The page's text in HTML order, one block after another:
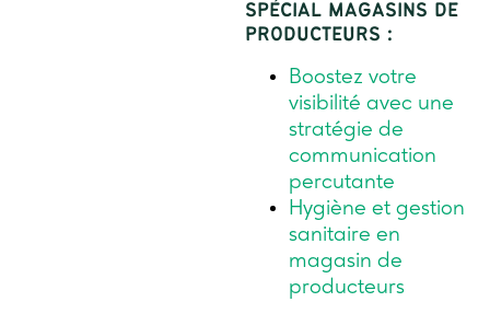
SPÉCIAL MAGASINS DE
PRODUCTEURS :
Boostez votre
visibilité avec une
stratégie de
communication
percutante
Hygiène et gestion
sanitaire en
magasin de
producteurs